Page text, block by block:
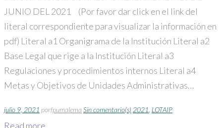
JUNIO DEL 2021 (Por favor dar click en el link del
literal correspondiente para visualizar la información en
pdf) Literal a1 Organigrama de la Institución Literal a2
Base Legal que rige a la Institución Literal a3
Regulaciones y procedimientos internos Literal a4
Metas y Objetivos de Unidades Administrativas…
julio 9, 2021 porfpumalema Sin comentario(s) 2021 LOTAIP
Read more